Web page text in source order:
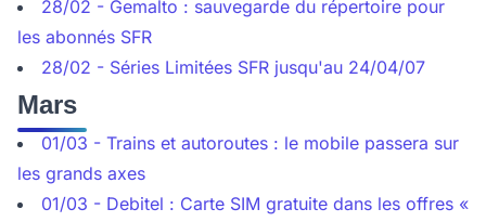
28/02 - Gemalto : sauvegarde du répertoire pour
les abonnés SFR
28/02 - Séries Limitées SFR jusqu'au 24/04/07
Mars
01/03 - Trains et autoroutes : le mobile passera sur
les grands axes
01/03 - Debitel : Carte SIM gratuite dans les offres «